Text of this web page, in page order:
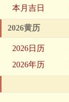
本月吉日
2026黄历
2026日历
2026年历